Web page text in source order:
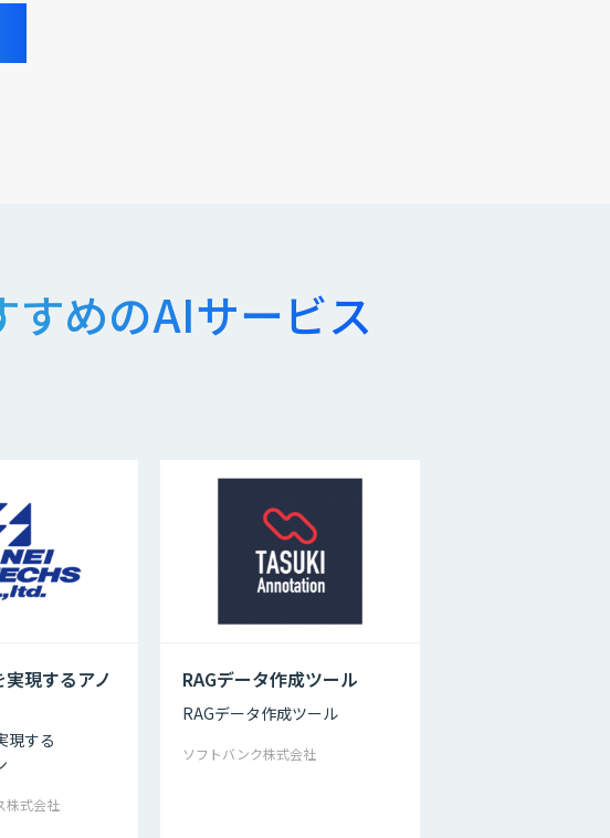
すめのAIサービス
現するアノ
現する
株式会社
RAGデータ作成ツール
RAGデータ作成ツール
ソフトバンク株式会社